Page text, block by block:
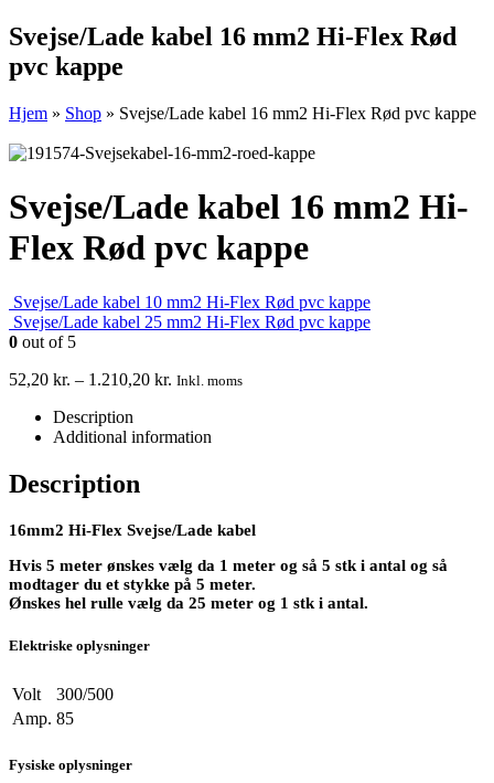
Svejse/Lade kabel 16 mm2 Hi-Flex Rød
pvc kappe
Hjem » Shop » Svejse/Lade kabel 16 mm2 Hi-Flex Rød pvc kappe
Svejse/Lade kabel 16 mm2 Hi-
Flex Rød pvc kappe
Svejse/Lade kabel 10 mm2 Hi-Flex Rød pvc kappe
Svejse/Lade kabel 25 mm2 Hi-Flex Rød pvc kappe
0 out of 5
52,20 kr. – 1.210,20 kr. Inkl. moms
Description
Additional information
Description
16mm2 Hi-Flex Svejse/Lade kabel
Hvis 5 meter ønskes vælg da 1 meter og så 5 stk i antal og så
modtager du et stykke på 5 meter.
Ønskes hel rulle vælg da 25 meter og 1 stk i antal.
Elektriske oplysninger
Volt
300/500
Amp. 85
Fysiske oplysninger